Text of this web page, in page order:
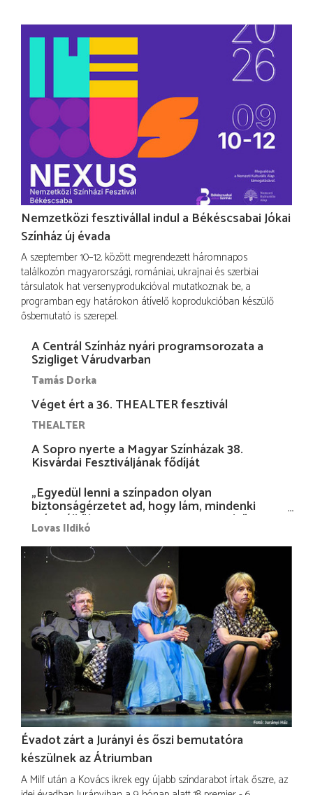
Nemzetközi fesztivállal indul a Békéscsabai Jókai
Színház új évada
A szeptember 10–12. között megrendezett háromnapos
találkozón magyarországi, romániai, ukrajnai és szerbiai
társulatok hat versenyprodukcióval mutatkoznak be, a
programban egy határokon átívelő koprodukcióban készülő
ősbemutató is szerepel.
A Centrál Színház nyári programsorozata a
Szigliget Várudvarban
Tamás Dorka
Véget ért a 36. THEALTER fesztivál
THEALTER
A Sopro nyerte a Magyar Színházak 38.
Kisvárdai Fesztiváljának fődíját
„Egyedül lenni a színpadon olyan
biztonságérzetet ad, hogy lám, mindenki
más nélkül is megvagyok magammal…”
Lovas Ildikó
Évadot zárt a Jurányi és őszi bemutatóra
készülnek az Átriumban
A Milf után a Kovács ikrek egy újabb színdarabot írtak őszre, az